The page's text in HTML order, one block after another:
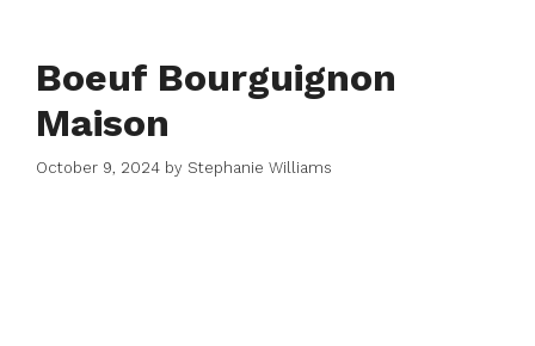
Boeuf Bourguignon
Maison
October 9, 2024 by Stephanie Williams